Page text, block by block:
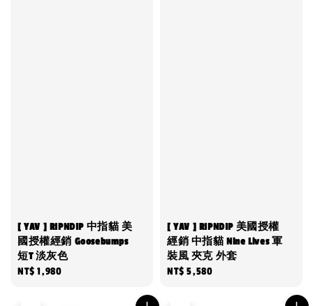
[ YAV ] RIPNDIP 中指貓 美
國授權經銷 Goosebumps
短T 淡灰色
Regular
NT$ 1,980
[ YAV ] RIPNDIP 美國授權
經銷 中指貓 Nine Lives 軍
裝風 夾克 外套
Regular
NT$ 5,580